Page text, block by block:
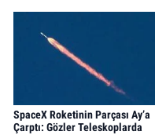
SpaceX Roketinin Parçası Ay’a
Çarptı: Gözler Teleskoplarda